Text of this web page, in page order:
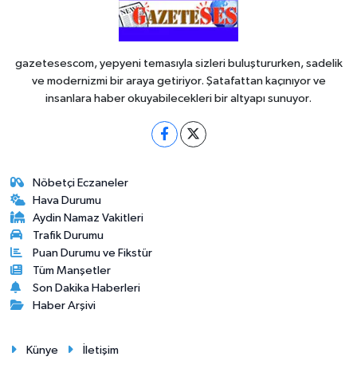
gazetesescom, yepyeni temasıyla sizleri buluştururken, sadelik
ve modernizmi bir araya getiriyor. Şatafattan kaçınıyor ve
insanlara haber okuyabilecekleri bir altyapı sunuyor.
Nöbetçi Eczaneler
Hava Durumu
Aydin Namaz Vakitleri
Trafik Durumu
Puan Durumu ve Fikstür
Tüm Manşetler
Son Dakika Haberleri
Haber Arşivi
Künye İletişim